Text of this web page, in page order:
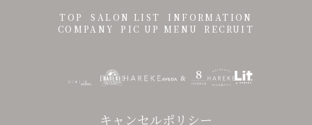
TOP SALON LIST
INFORMATION
COMPANY
PIC UP MENU RECRUIT
キャンセルポリシー